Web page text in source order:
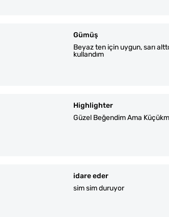
Gümüş
Beyaz ten için uygun, sarı
kullandım
Highlighter
Güzel Beğendim Ama
idare eder
sim sim duruyor